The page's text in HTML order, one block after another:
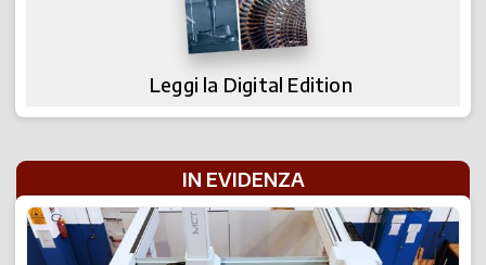
Leggi la Digital Edition
IN EVIDENZA